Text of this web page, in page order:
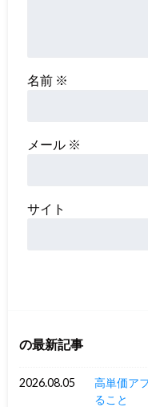
名前 ※
メール ※
サイト
の最新記事
2026.08.05
高単価ア
ること